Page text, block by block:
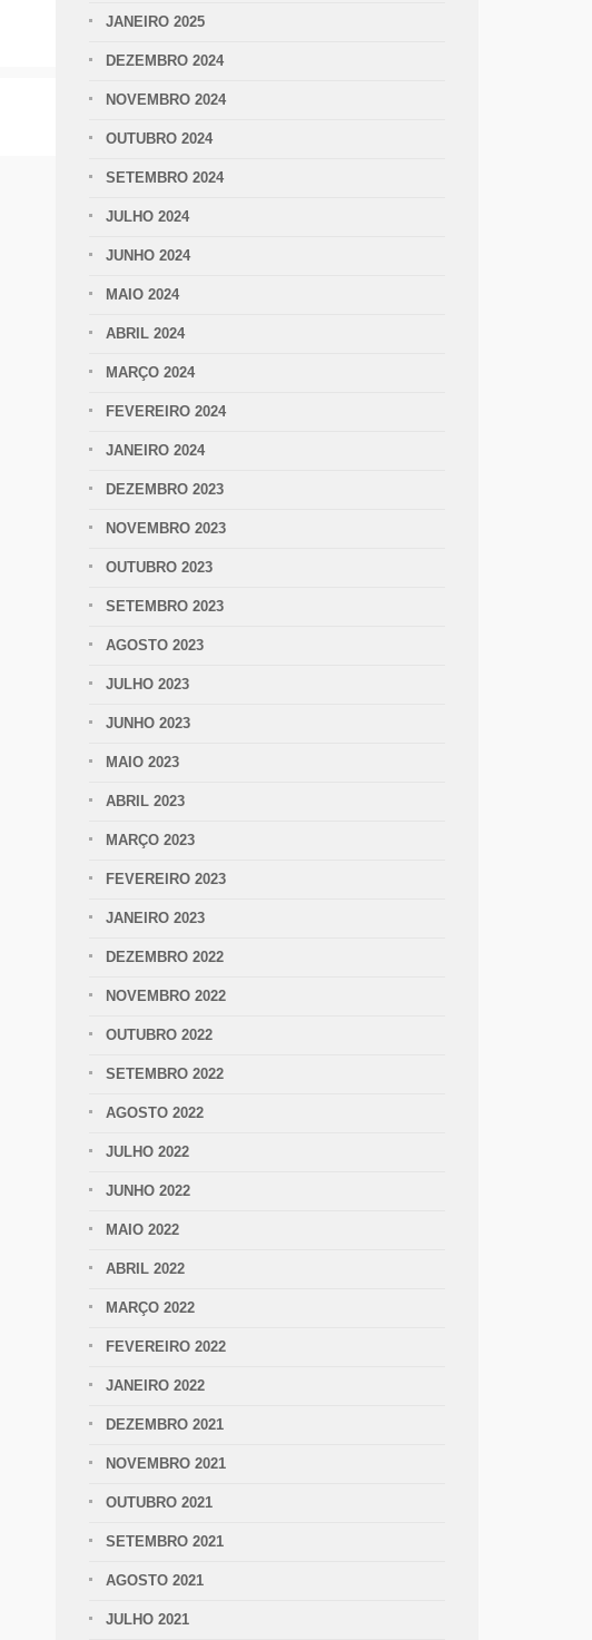
JANEIRO 2025
DEZEMBRO 2024
NOVEMBRO 2024
OUTUBRO 2024
SETEMBRO 2024
JULHO 2024
JUNHO 2024
MAIO 2024
ABRIL 2024
MARÇO 2024
FEVEREIRO 2024
JANEIRO 2024
DEZEMBRO 2023
NOVEMBRO 2023
OUTUBRO 2023
SETEMBRO 2023
AGOSTO 2023
JULHO 2023
JUNHO 2023
MAIO 2023
ABRIL 2023
MARÇO 2023
FEVEREIRO 2023
JANEIRO 2023
DEZEMBRO 2022
NOVEMBRO 2022
OUTUBRO 2022
SETEMBRO 2022
AGOSTO 2022
JULHO 2022
JUNHO 2022
MAIO 2022
ABRIL 2022
MARÇO 2022
FEVEREIRO 2022
JANEIRO 2022
DEZEMBRO 2021
NOVEMBRO 2021
OUTUBRO 2021
SETEMBRO 2021
AGOSTO 2021
JULHO 2021